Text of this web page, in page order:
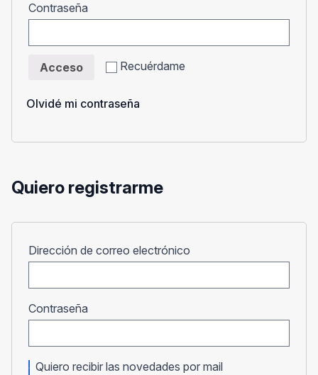
Contraseña
Recuérdame
Acceso
Olvidé mi contraseña
Quiero registrarme
Dirección de correo electrónico
Contraseña
Quiero recibir las novedades por mail